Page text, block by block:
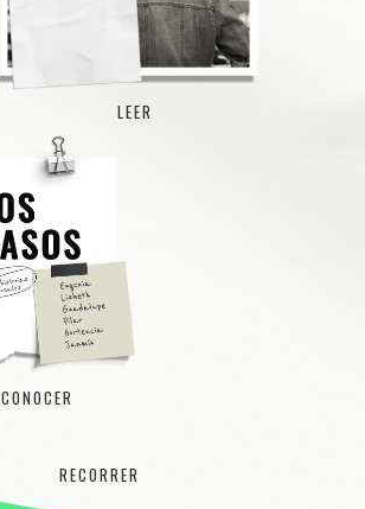
LEER
CONOCER
RECORRER